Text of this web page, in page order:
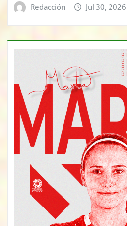
Redacción Jul 30, 2026